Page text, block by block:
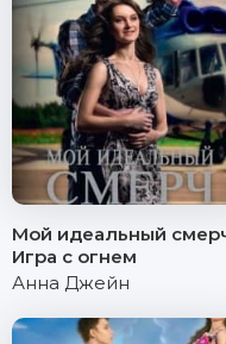
Мой идеальный
Игра с огнем
Анна Джейн